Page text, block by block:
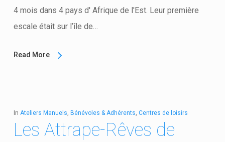
4 mois dans 4 pays d' Afrique de l'Est. Leur première
escale était sur l’île de…
Read More
In Ateliers Manuels, Bénévoles & Adhérents, Centres de loisirs
Les Attrape-Rêves de